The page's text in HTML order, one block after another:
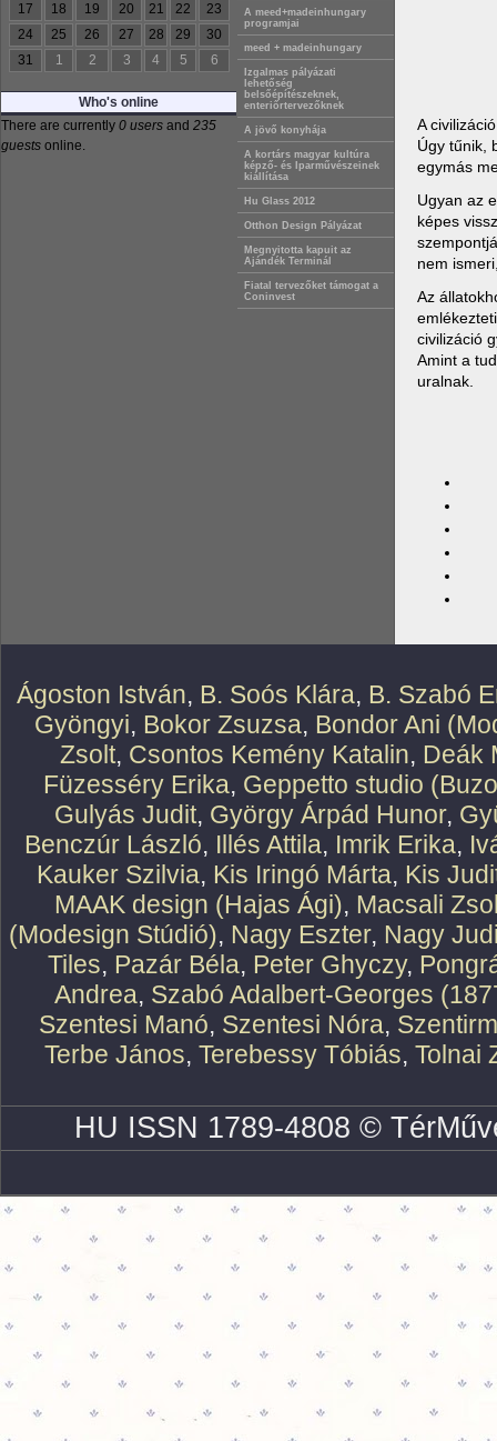
17
18 19 20 21 22
23
24
25 26 27 28 29
30
31
1 2 3 4 5 6
Who's online
There are currently 0 users and 235
guests online.
A meed+madeinhungary
programjai
meed + madeinhungary
Izgalmas pályázati
lehetőség
belsőépítészeknek,
enteriőrtervezőknek
A jövő konyhája
A kortárs magyar kultúra
képző- és Iparművészeinek
kiállítása
Hu Glass 2012
Otthon Design Pályázat
Megnyitotta kapuit az
Ajándék Terminál
Fiatal tervezőket támogat a
Coninvest
A
Úgy tűnik,
egymás
Ugyan az
képes
nem
Az
civilizáció
Amint a
uralnak.
Ágoston István, B. Soós Klára, B. Szabó
Gyöngyi, Bokor Zsuzsa, Bondor Ani
Zsolt, Csontos Kemény Katalin, Deák
Füzesséry Erika, Geppetto studio
Gulyás Judit, György Árpád Hunor,
Benczúr László, Illés Attila, Imrik Erika,
Kauker Szilvia, Kis Iringó Márta, Kis
MAAK design (Hajas Ági), Macsali
(Modesign Stúdió), Nagy Eszter, Nagy
Tiles, Pazár Béla, Peter Ghyczy,
Andrea, Szabó Adalbert-Georges
Szentesi Manó, Szentesi Nóra,
Terbe János, Terebessy Tóbiás, Tolnai
HU ISSN 1789-4808 ©